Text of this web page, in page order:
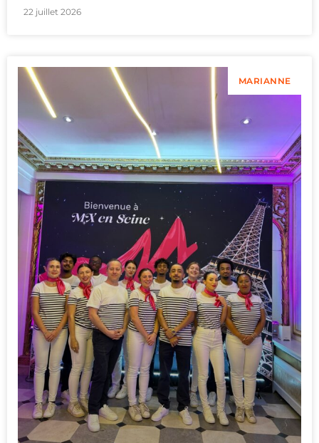
22 juillet 2026
MARIANNE